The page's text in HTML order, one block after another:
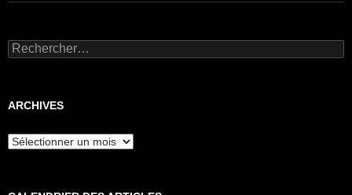
Rechercher :
ARCHIVES
Archives